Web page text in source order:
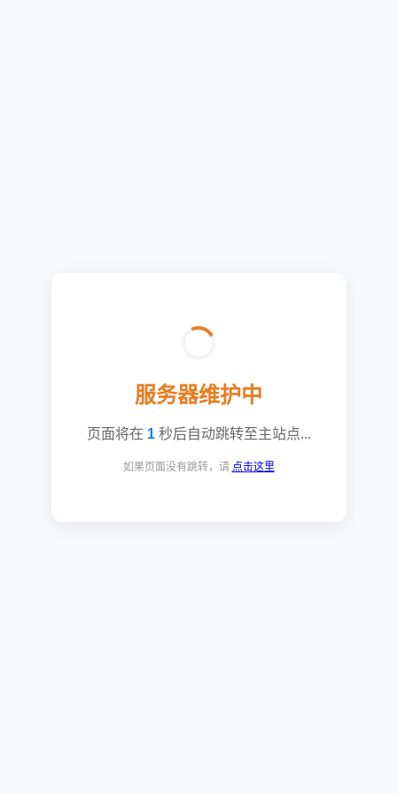
服务器维护中
页面将在 1秒后自动跳转至主站点...
如果页面没有跳转，请 点击这里